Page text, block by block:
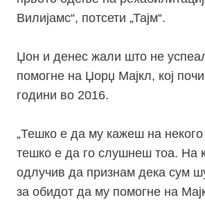
Вилијамс“, потсети „Тајм“.
Џон и денес жали што не
помогне на Џорџ Мајкл, кој
години во 2016.
„Тешко е да му кажеш на
тешко е да го слушнеш тоа. На
одлучив да признам дека сум
за обидот да му помогне на